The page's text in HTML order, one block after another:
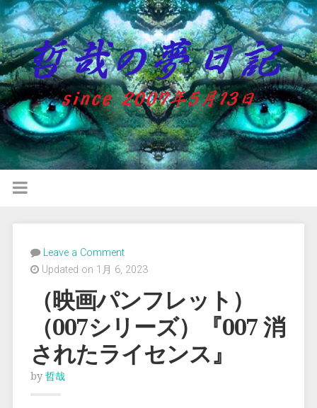
Leave a Comment
Updated on 1月 6, 2023
（映画パンフレット）
（007シリーズ）『007 消
されたライセンス』
by 哲哉